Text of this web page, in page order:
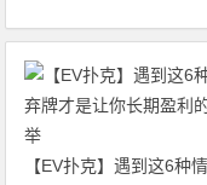
【EV扑克】遇到这6种